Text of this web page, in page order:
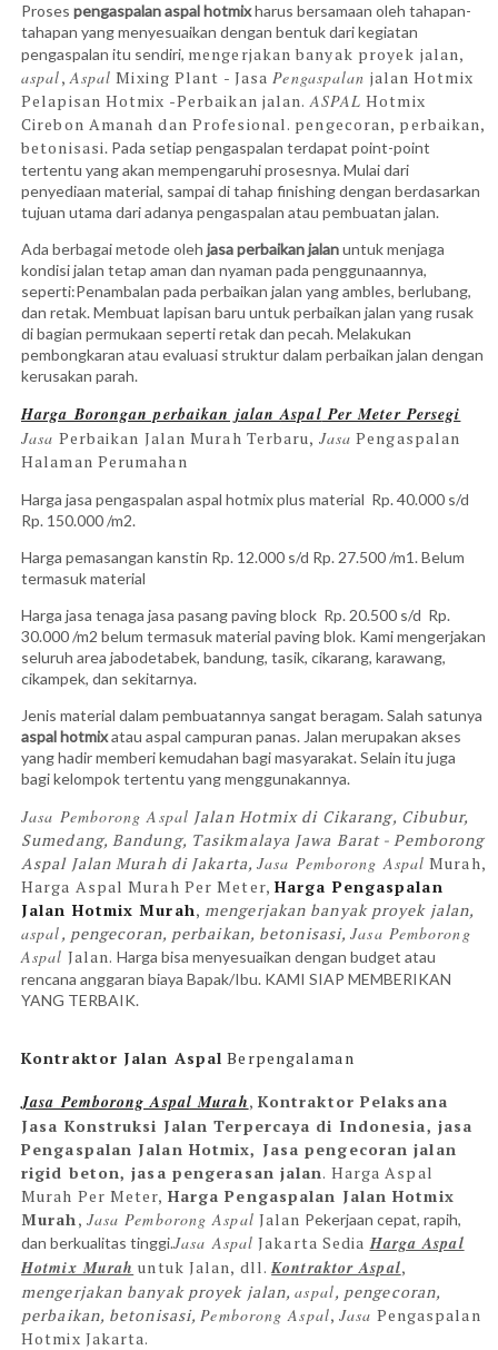
Proses pengaspalan aspal hotmixharus bersamaan oleh tahapan-
tahapan yang menyesuaikan dengan bentuk dari kegiatan
pengaspalan itu sendiri, mengerjakan banyak proyek jalan,
aspal,Aspal Mixing Plant - JasaPengaspalan jalan Hotmix
Pelapisan Hotmix -Perbaikan jalan.ASPAL Hotmix
Cirebon Amanah dan Profesional. pengecoran, perbaikan,
betonisasi. Pada setiap pengaspalan terdapat point-point
tertentu yang akan mempengaruhi prosesnya. Mulai dari
penyediaan material, sampai di tahap finishing dengan berdasarkan
tujuan utama dari adanya pengaspalan atau pembuatan jalan.
Ada berbagai metode oleh jasa perbaikan jalanuntuk menjaga
kondisi jalan tetap aman dan nyaman pada penggunaannya,
seperti:Penambalan pada perbaikan jalan yang ambles, berlubang,
dan retak. Membuat lapisan baru untuk perbaikan jalan yang rusak
di bagian permukaan seperti retak dan pecah. Melakukan
pembongkaran atau evaluasi struktur dalam perbaikan jalan dengan
kerusakan parah.
Harga Borongan perbaikan jalanAspal Per Meter Persegi
Jasa Perbaikan Jalan Murah Terbaru, Jasa Pengaspalan
Halaman Perumahan
Harga jasa pengaspalan aspal hotmix plus material Rp. 40.000 s/d
Rp. 150.000 /m2.
Harga pemasangan kanstin Rp. 12.000 s/d Rp. 27.500 /m1. Belum
termasuk material
Harga jasa tenaga jasa pasang paving block Rp. 20.500 s/d Rp.
30.000 /m2 belum termasuk material paving blok. Kami mengerjakan
seluruh area jabodetabek, bandung, tasik, cikarang, karawang,
cikampek, dan sekitarnya.
Jenis material dalam pembuatannya sangat beragam. Salah satunya
aspal hotmixatau aspal campuran panas. Jalan merupakan akses
yang hadir memberi kemudahan bagi masyarakat. Selain itu juga
bagi kelompok tertentu yang menggunakannya.
Jasa Pemborong Aspal Jalan Hotmix di Cikarang, Cibubur,
Sumedang, Bandung​, Tasikmalaya Jawa Barat - Pemborong
Aspal Jalan Murah di Jakarta,Jasa Pemborong Aspal Murah,
Harga Aspal Murah Per Meter, Harga Pengaspalan
Jalan Hotmix Murah,mengerjakan banyak proyek jalan,
aspal, pengecoran, perbaikan, betonisasi,Jasa Pemborong
Aspal Jalan.Harga bisa menyesuaikan dengan budget atau
rencana anggaran biaya Bapak/Ibu. KAMI SIAP MEMBERIKAN
YANG TERBAIK.
Kontraktor Jalan Aspal Berpengalaman
Jasa Pemborong Aspal Murah, Kontraktor Pelaksana
Jasa Konstruksi Jalan Terpercaya di Indonesia, jasa
Pengaspalan Jalan Hotmix, Jasa pengecoran jalan
rigid beton, jasa pengerasan jalan. Harga Aspal
Murah Per Meter, Harga Pengaspalan Jalan Hotmix
Murah, Jasa Pemborong Aspal Jalan Pekerjaan cepat, rapih,
dan berkualitas tinggi.Jasa Aspal Jakarta SediaHarga Aspal
Hotmix Murah untuk Jalan, dll.KontraktorAspal,
mengerjakan banyak proyek jalan,aspal, pengecoran,
perbaikan, betonisasi,Pemborong Aspal,Jasa Pengaspalan
Hotmix Jakarta.